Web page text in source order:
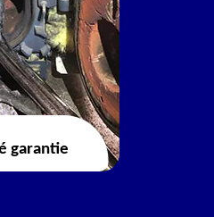
garantie